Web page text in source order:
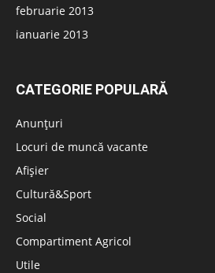
februarie 2013
ianuarie 2013
CATEGORIE POPULARĂ
Anunțuri
Locuri de muncă vacante
Afișier
Cultură&Sport
Social
Compartiment Agricol
Utile